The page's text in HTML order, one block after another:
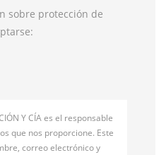
sobre protección de
Y CÍA es el responsable
que nos proporcione. Este
correo electrónico y